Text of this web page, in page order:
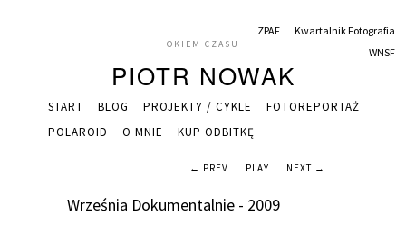
START BLOG PROJEKTY / CYKLE
FOTOREPORTAŻ
POLAROID
O MNIE KUP ODBITKĘ
ZPAF
Kwartalnik Fotografia
WNSF
OKIEM CZASU
PIOTR NOWAK
Września Dokumentalnie - 2009
← PREV PLAY NEXT →